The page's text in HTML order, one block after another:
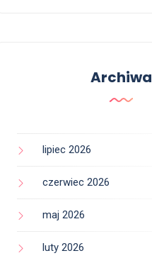
Archiwa
lipiec 2026
czerwiec 2026
maj 2026
luty 2026